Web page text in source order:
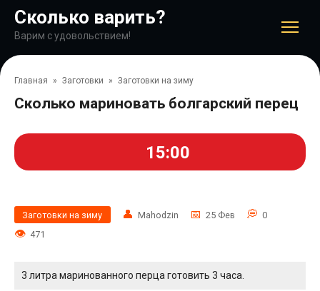
контенту
Сколько варить?
Варим с удовольствием!
Главная » Заготовки » Заготовки на зиму
Сколько мариновать болгарский перец
15:00
Заготовки на зиму Mahodzin 25 Фев
0
471
3 литра маринованного перца готовить 3 часа.